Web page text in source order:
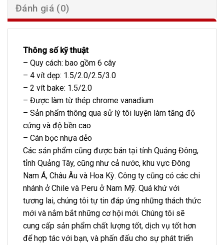
Đánh giá (0)
Thông số kỹ thuật
– Quy cách: bao gồm 6 cây
– 4 vít dẹp: 1.5/2.0/2.5/3.0
– 2 vít bake: 1.5/2.0
– Được làm từ thép chrome vanadium
– Sản phẩm thông qua sử lý tôi luyện làm tăng độ
cứng và độ bền cao
– Cán bọc nhựa dẻo
Các sản phẩm cũng được bán tại tỉnh Quảng Đông,
tỉnh Quảng Tây, cũng như cả nước, khu vực Đông
Nam Á, Châu Âu và Hoa Kỳ. Công ty cũng có các chi
nhánh ở Chile và Peru ở Nam Mỹ. Quá khứ với
tương lai, chúng tôi tự tin đáp ứng những thách thức
mới và nắm bắt những cơ hội mới. Chúng tôi sẽ
cung cấp sản phẩm chất lượng tốt, dịch vụ tốt hơn
để hợp tác với bạn, và phấn đấu cho sự phát triển